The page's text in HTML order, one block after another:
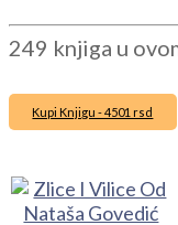
249 knjiga u
Kupi Knjigu - 4501 rsd